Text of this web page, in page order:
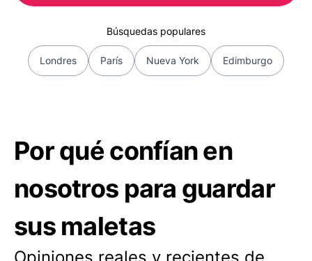
Búsquedas populares
Londres París Nueva York Edimburgo
Por qué confían en
nosotros para guardar
sus maletas